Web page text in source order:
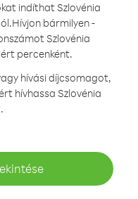
indíthat Szlovénia
Hívjon bármilyen -
Szlovénia
percenként.
hívási díjcsomagot,
hívhassa Szlovénia